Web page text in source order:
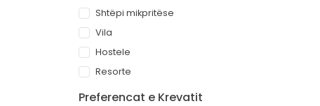
Shtëpi mikpritëse
Vila
Hostele
Resorte
Preferencat e Krevatit